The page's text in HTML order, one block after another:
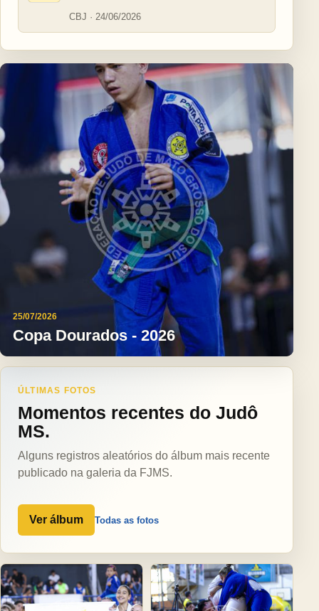
CBJ · 24/06/2026
25/07/2026
Copa Dourados - 2026
ÚLTIMAS FOTOS
Momentos recentes do Judô
MS.
Alguns registros aleatórios do álbum mais recente
publicado na galeria da FJMS.
Ver álbum Todas as fotos